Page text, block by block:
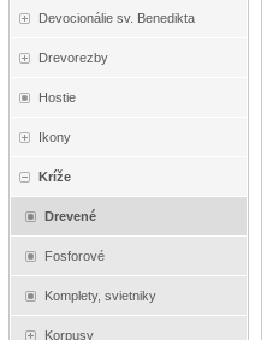
Devocionálie sv. Benedikta
Drevorezby
Hostie
Ikony
Kríže
Drevené
Fosforové
Komplety, svietniky
Korpusy